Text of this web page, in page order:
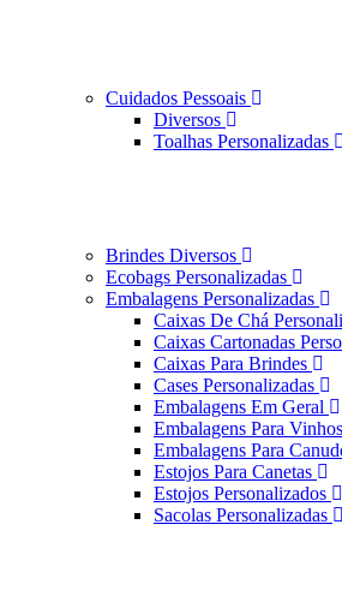
Cuidados Pessoais
Diversos
Toalhas Personalizadas
Brindes Diversos
Ecobags Personalizadas
Embalagens Personalizadas
Caixas De Chá
Caixas Cartonadas
Caixas Para Brindes
Cases Personalizadas
Embalagens Em Geral
Embalagens Para Vinhos
Embalagens Para
Estojos Para Canetas
Estojos Personalizados
Sacolas Personalizadas